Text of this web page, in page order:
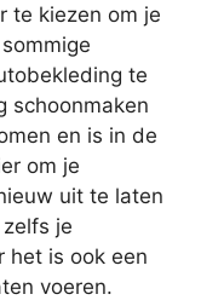
te kiezen om je
te
schoonmaken
en is in de
om je
uit te laten
je
het is ook een
voeren.